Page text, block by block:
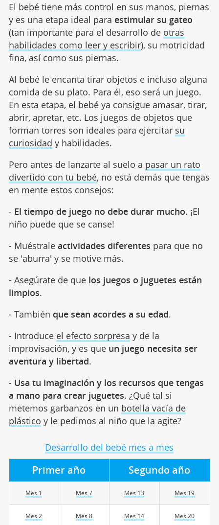
El bebé tiene más control en sus manos, piernas
y es una etapa ideal para estimular su gateo
(tan importante para el desarrollo de otras
habilidades como leer y escribir), su motricidad
fina, así como sus piernas.
Al bebé le encanta tirar objetos e incluso alguna
comida de su plato. Para él, eso será un juego.
En esta etapa, el bebé ya consigue amasar, tirar,
abrir, apretar, etc. Los juegos de objetos que
forman torres son ideales para ejercitar su
curiosidad y habilidades.
Pero antes de lanzarte al suelo a pasar un rato
divertido con tu bebé, no está demás que tengas
en mente estos consejos:
- El tiempo de juego no debe durar mucho. ¡El
niño puede que se canse!
- Muéstrale actividades diferentes para que no
se 'aburra' y se motive más.
- Asegúrate de que los juegos o juguetes están
limpios.
- También que sean acordes a su edad.
- Introduce el efecto sorpresa y de la
improvisación, y es que un juego necesita ser
aventura y libertad.
- Usa tu imaginación y los recursos que tengas
a mano para crear juguetes. ¿Qué tal si
metemos garbanzos en un botella vacía de
plástico y le pedimos al niño que la agite?
Desarrollo del bebé mes a mes
Primer año Segundo año
Mes 1 Mes 7 Mes 13 Mes 19
Mes 2 Mes 8 Mes 14 Mes 20